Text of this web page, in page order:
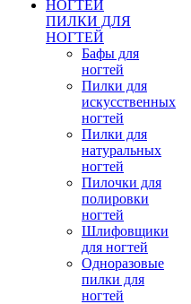
ПИЛКИ ДЛЯ
НОГТЕЙ
Бафы для
ногтей
Пилки для
искусственных
ногтей
Пилки для
натуральных
ногтей
Пилочки для
полировки
ногтей
Шлифовщики
для ногтей
Одноразовые
пилки для
ногтей